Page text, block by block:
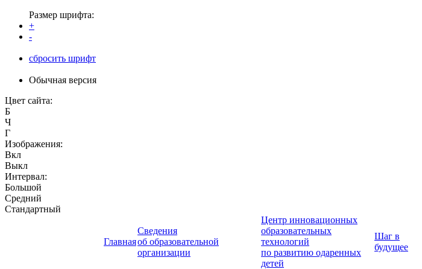
Размер шрифта:
+
-
сбросить шрифт
Обычная версия
Цвет сайта:
Б
Ч
Г
Изображения:
Вкл
Выкл
Интервал:
Большой
Средний
Стандартный
Главная
Сведения
об образовательной
организации
Центр инновационных
образовательных
технологий
по развитию одаренных
детей
Шаг в
будущее